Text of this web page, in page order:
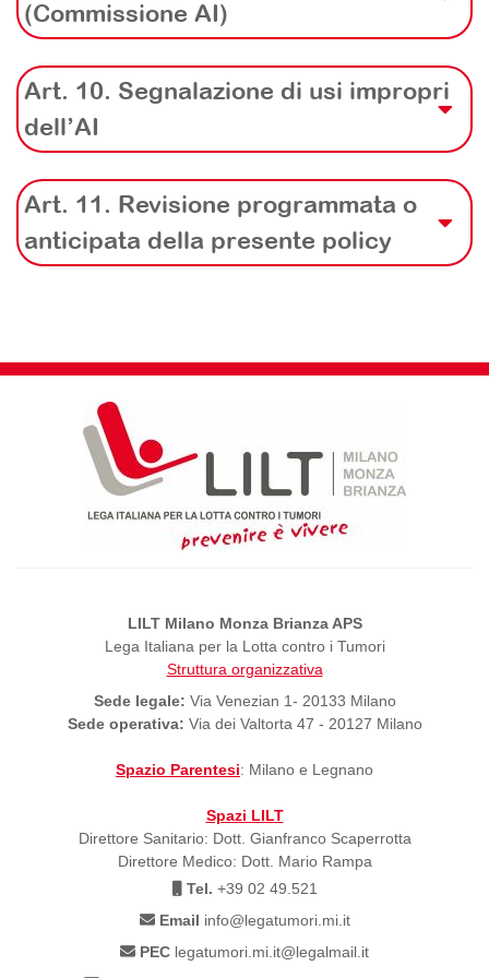
(Commissione AI)
Art. 10. Segnalazione di usi impropri
dell’AI
Art. 11. Revisione programmata o
anticipata della presente policy
LILT Milano Monza Brianza APS
Lega Italiana per la Lotta contro i Tumori
Struttura organizzativa
Sede legale: Via Venezian 1- 20133 Milano
Sede operativa: Via dei Valtorta 47 - 20127 Milano
Spazio Parentesi: Milano e Legnano
Spazi LILT
Direttore Sanitario: Dott. Gianfranco Scaperrotta
Direttore Medico: Dott. Mario Rampa
Tel. +39 02 49.521
Email info@legatumori.mi.it
PEC legatumori.mi.it@legalmail.it